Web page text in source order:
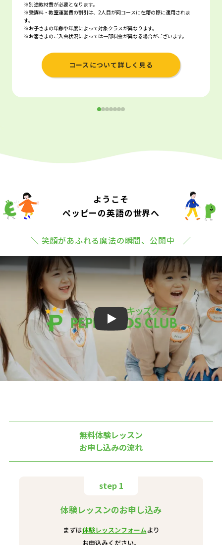
※別途教材費が必要となります。
※受講料・教室運営費の割引は、2人目が同コースに在籍の際に適用されま
す。
※お子さまの年齢や年度によって対象クラスが異なります。
※お客さまのご入会状況によっては一部料金が異なる場合がございます。
コースについて詳しく見る
ようこそ
ペッピーの英語の世界へ
＼ 笑顔があふれる魔法の瞬間、公開中 ／
Play
無料体験レッスン
お申し込みの流れ
step 1
体験レッスンのお申し込み
まずは体験レッスンフォームより
お申込みください。